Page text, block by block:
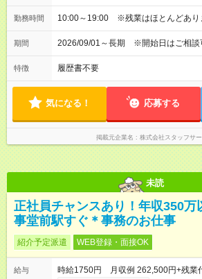
勤務時間 10:00～19:00 ※残業はほとんどあり
期間 2026/09/01～長期 ※開始日はご相
特徴 履歴書不要
気になる！ 応募する
掲載元企業名 株式会社スタッフサ
未読
正社員チャンスあり！年収350万
事堂前駅すぐ＊事務のお仕事
紹介予定派遣 WEB登録・面接OK
給与
時給1750円 月収例 262,500円+残業